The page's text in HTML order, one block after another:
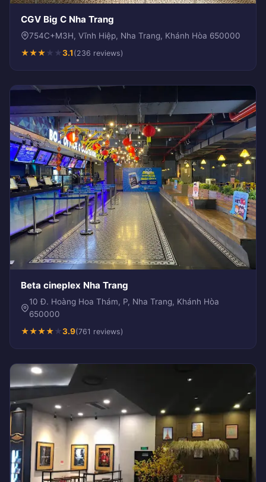
CGV Big C Nha Trang
754C+M3H, Vĩnh Hiệp, Nha Trang, Khánh Hòa 650000
★★★★ ★3.1 (236 reviews)
Beta cineplex Nha Trang
10 Đ. Hoàng Hoa Thám, P, Nha Trang, Khánh Hòa
650000
★★★★★3.9(761 reviews)